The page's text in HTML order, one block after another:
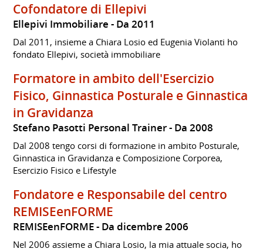
Cofondatore di Ellepivi
Ellepivi Immobiliare Da 2011
Dal 2011, insieme a Chiara Losio ed Eugenia Violanti ho
fondato Ellepivi, società immobiliare
Formatore in ambito dell'Esercizio
Fisico, Ginnastica Posturale e Ginnastica
in Gravidanza
Stefano Pasotti Personal Trainer Da 2008
Dal 2008 tengo corsi di formazione in ambito Posturale,
Ginnastica in Gravidanza e Composizione Corporea,
Esercizio Fisico e Lifestyle
Fondatore e Responsabile del centro
REMISEenFORME
REMISEenFORME Da dicembre 2006
Nel 2006 assieme a Chiara Losio, la mia attuale socia, ho